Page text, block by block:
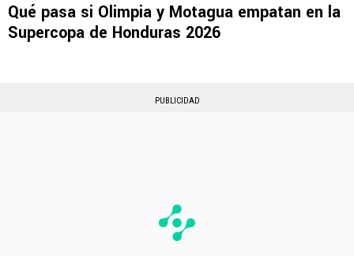
Qué pasa si Olimpia y Motagua empatan en la
Supercopa de Honduras 2026
PUBLICIDAD